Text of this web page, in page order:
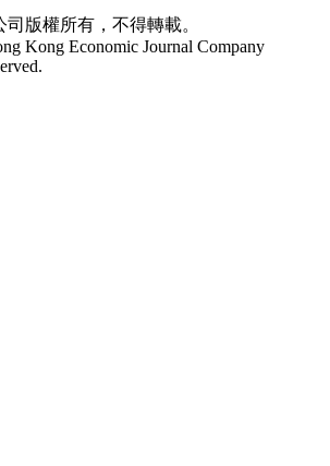
版權所有，不得轉載。
Kong Economic Journal Company